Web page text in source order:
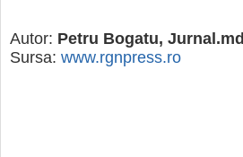
Autor: Petru Bogatu, Jurnal.md
Sursa: www.rgnpress.ro